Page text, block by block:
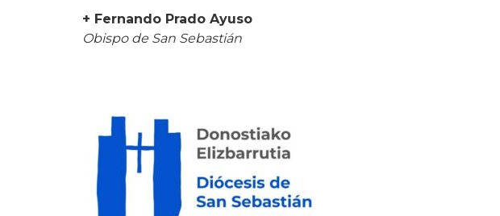
+ Fernando Prado Ayuso
Obispo de San Sebastián